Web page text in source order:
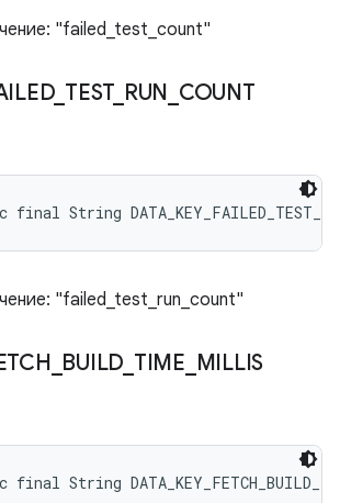
"failed_test_count"
_ TEST_ RUN COUNT
String
"failed_test_run_count"
BUILD TIME MILLIS
String